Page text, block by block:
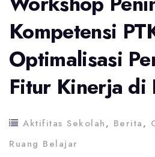
Kompetensi
Optimalisasi
Fitur Kinerja di
Aktifitas Sekolah, Berita,
Ruang Belajar